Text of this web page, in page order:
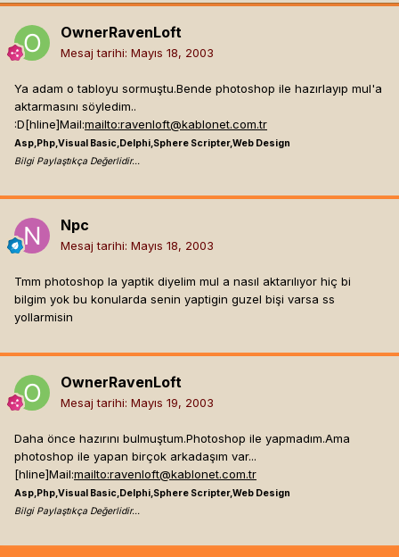
OwnerRavenLoft
Mesaj tarihi: Mayıs 18, 2003
Ya adam o tabloyu sormuştu.Bende photoshop ile hazırlayıp mul'a
aktarmasını söyledim..
:D[hline]Mail:mailto:ravenloft@kablonet.com.tr
Asp,Php,Visual Basic,Delphi,Sphere Scripter,Web Design
Bilgi Paylaştıkça Değerlidir...
Npc
Mesaj tarihi: Mayıs 18, 2003
Tmm photoshop la yaptik diyelim mul a nasıl aktarılıyor hiç bi
bilgim yok bu konularda senin yaptigin guzel bişi varsa ss
yollarmisin
OwnerRavenLoft
Mesaj tarihi: Mayıs 19, 2003
Daha önce hazırını bulmuştum.Photoshop ile yapmadım.Ama
photoshop ile yapan birçok arkadaşım var...
[hline]Mail:mailto:ravenloft@kablonet.com.tr
Asp,Php,Visual Basic,Delphi,Sphere Scripter,Web Design
Bilgi Paylaştıkça Değerlidir...